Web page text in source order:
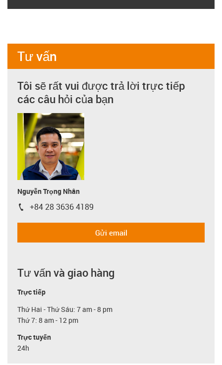
Tư vấn
Tôi sẽ rất vui được trả lời trực tiếp
các câu hỏi của bạn
Nguyễn Trọng Nhân
igus-icon-phone
+84 28 3636 4189
Gửi email
Tư vấn và giao hàng
Trực tiếp
Thứ Hai - Thứ Sáu: 7 am - 8 pm
Thứ 7: 8 am - 12 pm
Trực tuyến
24h